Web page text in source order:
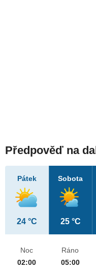
Předpověď na
Pátek
24 °C
Sobota
25 °C
Noc
02:00
Ráno
05:00